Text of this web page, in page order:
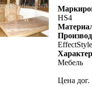
HS4
EffectStyle
Мебель
Цена дог.